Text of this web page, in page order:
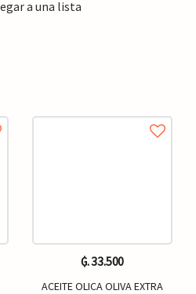
a una lista
₲. 33.500
ACEITE OLICA OLIVA EXTRA